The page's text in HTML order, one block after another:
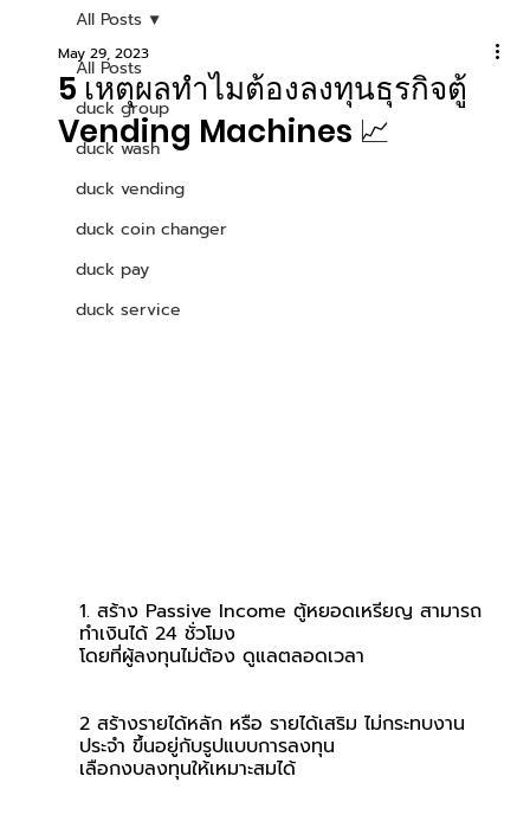
All Posts
duck group
duck wash
duck vending
duck coin changer
duck pay
duck service
All Posts
5 เหตุผลทำไมต้องลงทุนธุรกิจตู้
Vending Machines 📈
May 29, 2023
1. สร้าง Passive Income ตู้หยอดเหรียญ สามารถ
ทำเงินได้ 24 ชั่วโมง
โดยที่ผู้ลงทุนไม่ต้อง ดูแลตลอดเวลา
2 สร้างรายได้หลัก หรือ รายได้เสริม ไม่กระทบงาน
ประจำ ขึ้นอยู่กับรูปแบบการลงทุน
เลือกงบลงทุนให้เหมาะสมได้